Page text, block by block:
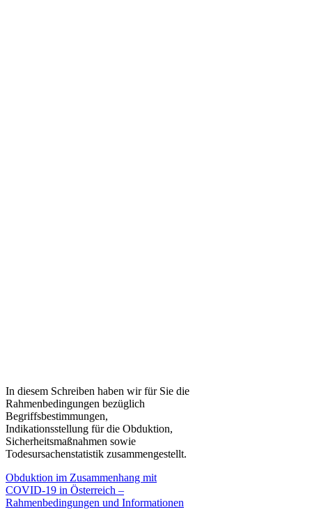
In diesem Schreiben haben wir für Sie die
Rahmenbedingungen bezüglich
Begriffsbestimmungen,
Indikationsstellung für die Obduktion,
Sicherheitsmaßnahmen sowie
Todesursachenstatistik zusammengestellt.
Obduktion im Zusammenhang mit
COVID-19 in Österreich –
Rahmenbedingungen und Informationen